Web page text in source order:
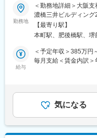
・業務改善
・Customer
などへ担当範囲を広げ
将来的にはCustomer
いただくことを期待
・部門横断での調整
・Customer
・CRM・データマネ
・業務改善・オペレ
★9割以上が未経験入
ています★
＜魅力ポイント＞
◎18時定時で残業10h
両立！
■職務内容：
＜メディカルコミュ
製薬メーカーの電話
勤務地
＜勤務地詳細＞大阪支
濃橋三井ビルディン
町駅受動喫煙対策：
（クライアント企業含
【最寄り駅】
本町駅、肥後橋駅、堺
給与
＜予定年収＞385万円
毎月支給＜賃金内訳
＞有＜残業手当＞有
くまで目安1年目一般
円7年目SVの場合：
あくまでも目安の金
ります。月給(月額)は
気になる